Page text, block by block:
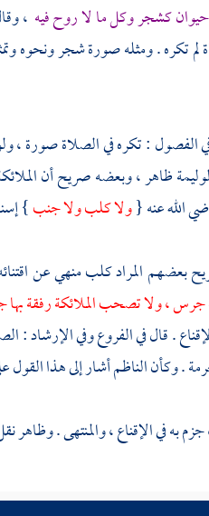
كشجر وكل ما لا روح فيه ،
تكره . ومثله صورة شجر ونحوه
الفصول : تكره في الصلاة صورة
ظاهر ، وبعضه صريح أن
الله عنه {ولا كلب ولا جنب}
المراد كلب منهي عن اقتنائه
جرس ، ولا تصحب الملائكة رفقة
. قال في الفروع وفي الإرشاد :
. وكأنالناظمأشار إلى هذا
به في الإقناع ، والمنتهى . وظاهر